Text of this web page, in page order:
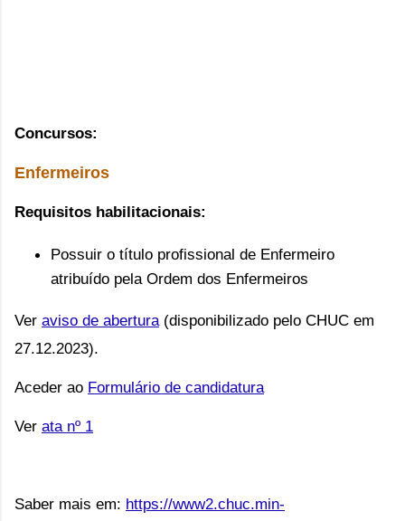
Concursos:
Enfermeiros
Requisitos habilitacionais:
Possuir o título profissional de Enfermeiro
atribuído pela Ordem dos Enfermeiros
Ver aviso de abertura (disponibilizado pelo CHUC em
27.12.2023).
Aceder ao Formulário de candidatura
Ver ata nº 1
Saber mais em: https://www2.chuc.min-